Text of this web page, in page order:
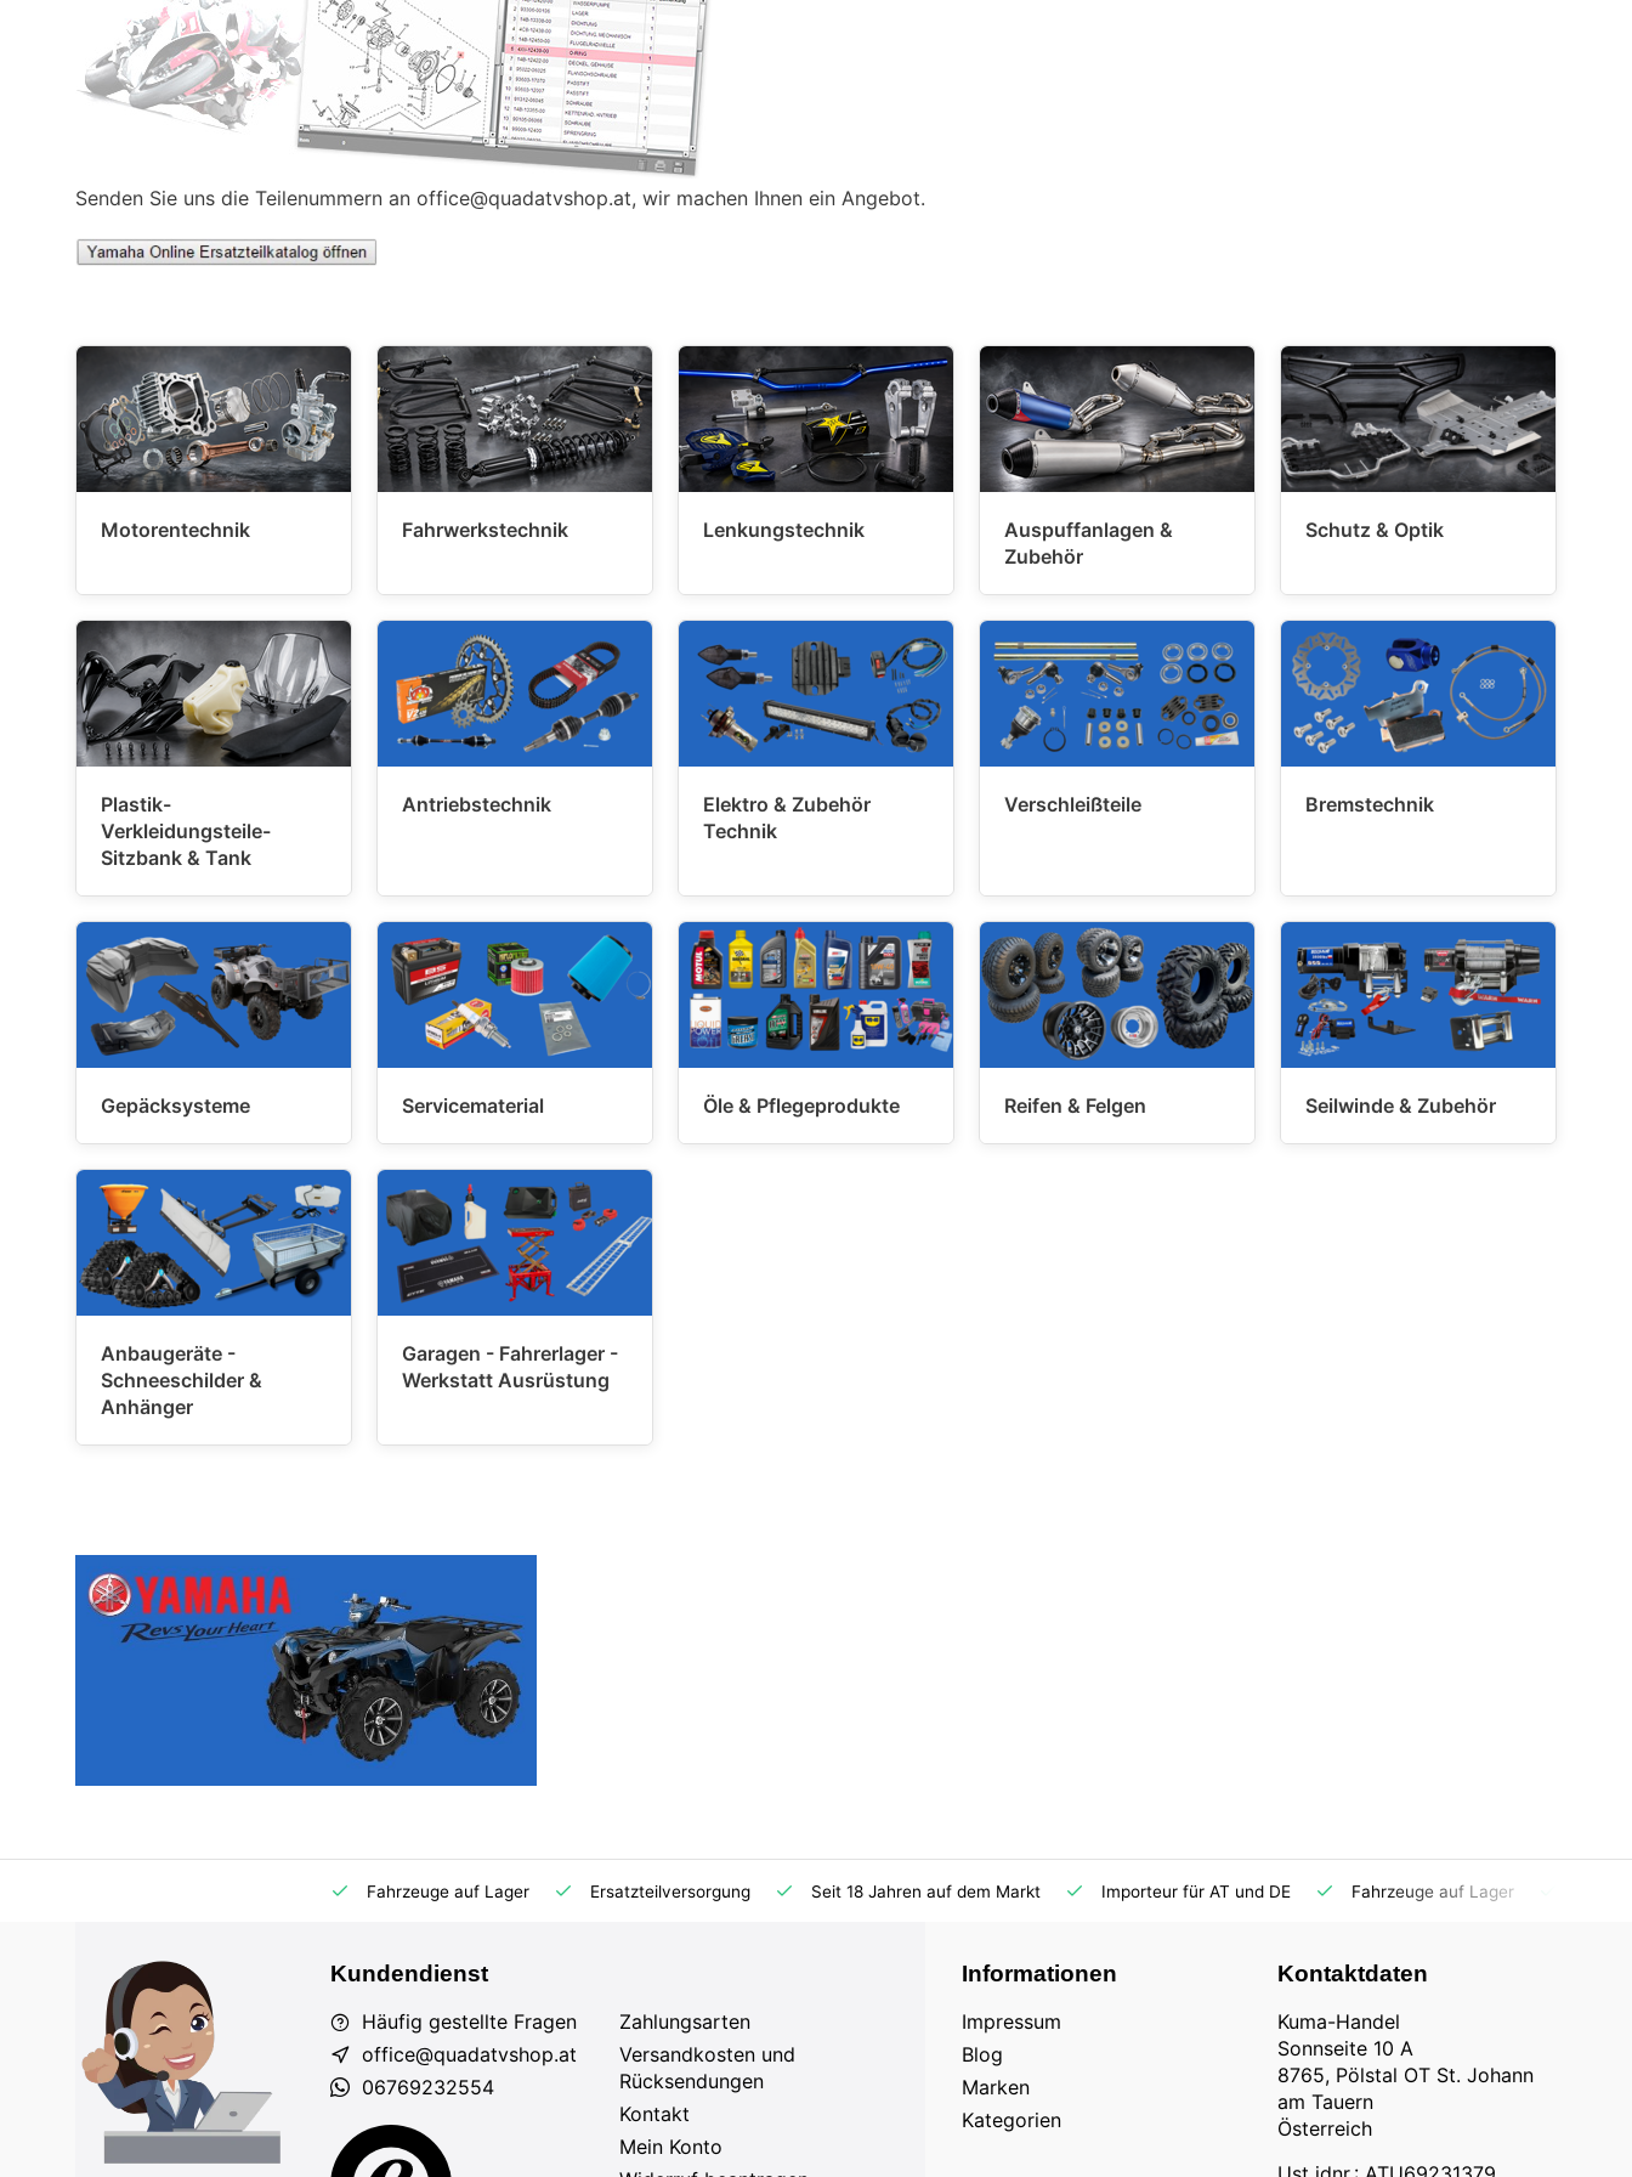
Senden Sie uns die Teilenummern an office@quadatvshop.at, wir machen Ihnen ein Angebot.
Motorentechnik Fahrwerkstechnik Lenkungstechnik
Auspuffanlagen &
Zubehör
Schutz & Optik
Plastik-
Verkleidungsteile-
Sitzbank & Tank
Antriebstechnik
Elektro & Zubehör
Technik
Verschleißteile Bremstechnik
Gepäcksysteme Servicematerial Öle & Pflegeprodukte Reifen & Felgen Seilwinde & Zubehör
Anbaugeräte -
Schneeschilder &
Anhänger
Garagen - Fahrerlager -
Werkstatt Ausrüstung
Fahrzeuge auf Lager Ersatzteilversorgung Seit 18 Jahren auf dem Markt Importeur für AT und DE Fahrzeuge auf Lager
Kundendienst
Häufig gestellte Fragen
office@quadatvshop.at
06769232554
Zahlungsarten
Versandkosten und
Rücksendungen
Kontakt
Mein Konto
Informationen
Impressum
Blog
Marken
Kategorien
Kontaktdaten
Kuma-Handel
Sonnseite 10 A
8765, Pölstal OT St. Johann
am Tauern
Österreich